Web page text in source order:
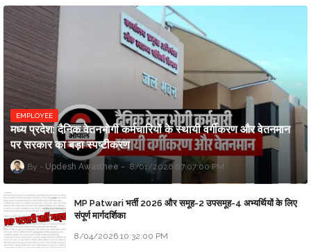
EMPLOYEE
मध्य प्रदेश: दैनिक वेतनभोगी कर्मचारियों के स्थायी वर्गीकरण और वेतनमान
पर सरकार का बड़ा स्पष्टीकरण
Updesh Awasthee 8/01/2026 07:07:00 PM
MP Patwari भर्ती 2026 और समूह-2 उपसमूह-4 अभ्यर्थियों के लिए
संपूर्ण मार्गदर्शिका
8/04/2026 10:32:00 PM